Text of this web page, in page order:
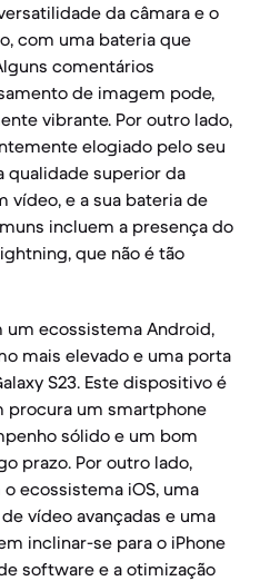
da câmara e o
com uma bateria que
comentários
de imagem pode,
vibrante. Por outro lado,
elogiado pelo seu
qualidade superior da
vídeo, e a sua bateria de
incluem a presença do
que não é tão
ecossistema Android,
mais elevado e uma porta
S23. Este dispositivo é
procura um smartphone
sólido e um bom
prazo. Por outro lado,
ecossistema iOS, uma
vídeo avançadas e uma
inclinar-se para o iPhone
software e a otimização